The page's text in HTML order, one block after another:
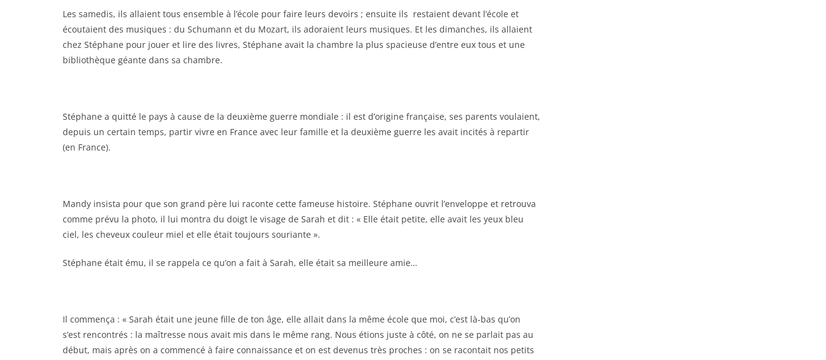
Les samedis, ils allaient tous ensemble à l’école pour faire leurs devoirs ; ensuite ils restaient devant l’école et
écoutaient des musiques : du Schumann et du Mozart, ils adoraient leurs musiques. Et les dimanches, ils allaient
chez Stéphane pour jouer et lire des livres, Stéphane avait la chambre la plus spacieuse d’entre eux tous et une
bibliothèque géante dans sa chambre.
Stéphane a quitté le pays à cause de la deuxième guerre mondiale : il est d’origine française, ses parents voulaient,
depuis un certain temps, partir vivre en France avec leur famille et la deuxième guerre les avait incités à repartir
(en France).
Mandy insista pour que son grand père lui raconte cette fameuse histoire. Stéphane ouvrit l’enveloppe et retrouva
comme prévu la photo, il lui montra du doigt le visage de Sarah et dit : « Elle était petite, elle avait les yeux bleu
ciel, les cheveux couleur miel et elle était toujours souriante ».
Stéphane était ému, il se rappela ce qu’on a fait à Sarah, elle était sa meilleure amie…
Il commença : « Sarah était une jeune fille de ton âge, elle allait dans la même école que moi, c’est là-bas qu’on
s’est rencontrés : la maîtresse nous avait mis dans le même rang. Nous étions juste à côté, on ne se parlait pas au
début, mais après on a commencé à faire connaissance et on est devenus très proches : on se racontait nos petits